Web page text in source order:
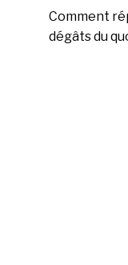
Comment
dégâts du